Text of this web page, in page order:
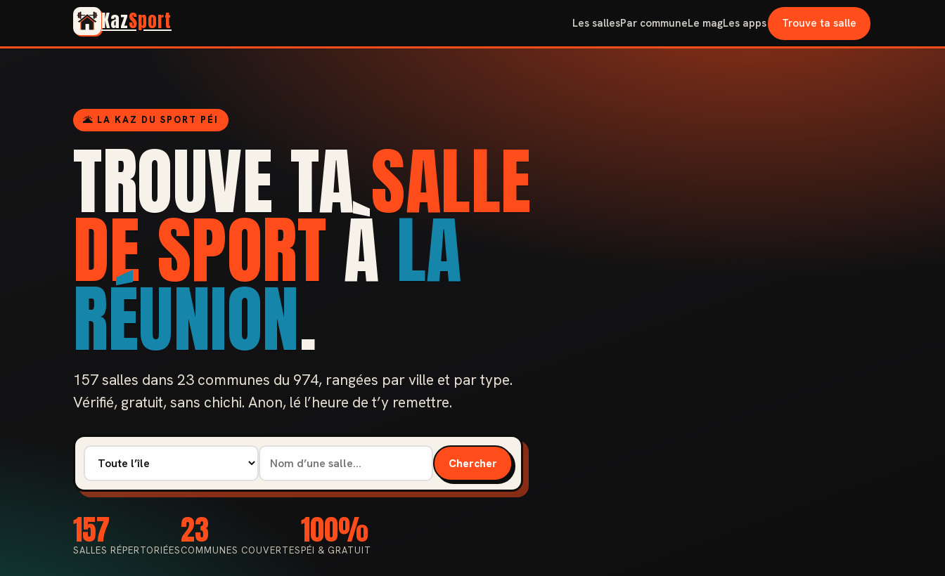
KazSport Les sallesPar communeLe magLes apps Trouve ta salle
🌋 LA KAZ DU SPORT PÉI
TROUVE TASALLE
DE SPORTÀLA
RÉUNION.
157 salles dans 23 communes du 974, rangées par ville et par type.
Vérifié, gratuit, sans chichi. Anon, lé l’heure de t’y remettre.
Chercher
157
SALLES RÉPERTORIÉES23
COMMUNES COUVERTES100%
PÉI & GRATUIT